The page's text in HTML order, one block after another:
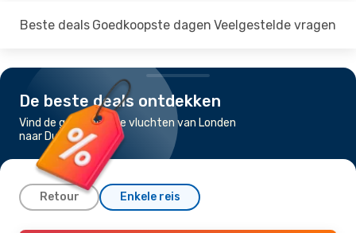
Beste deals Goedkoopste dagen Veelgestelde vragen
De beste deals ontdekken
Vind de goedkoopste vluchten van Londen
naar Dublin
Retour Enkele reis